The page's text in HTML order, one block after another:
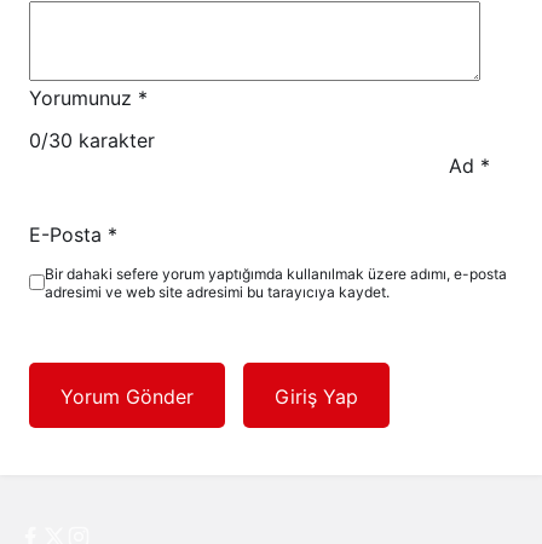
Yorumunuz *
0/30 karakter
Ad *
E-Posta *
Bir dahaki sefere yorum yaptığımda kullanılmak üzere adımı, e-posta
adresimi ve web site adresimi bu tarayıcıya kaydet.
Yorum Gönder Giriş Yap